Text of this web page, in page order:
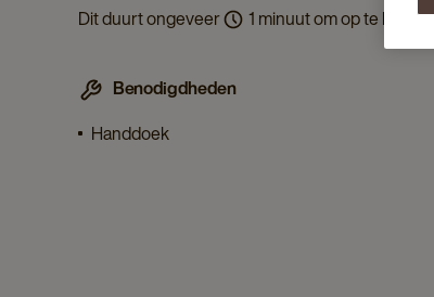
Dit duurt ongeveer
1 minuut om op te lossen.
Benodigdheden
Handdoek